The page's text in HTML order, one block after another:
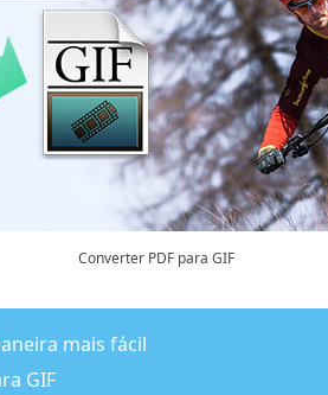
Converter PDF para GIF
mais fácil
GIF